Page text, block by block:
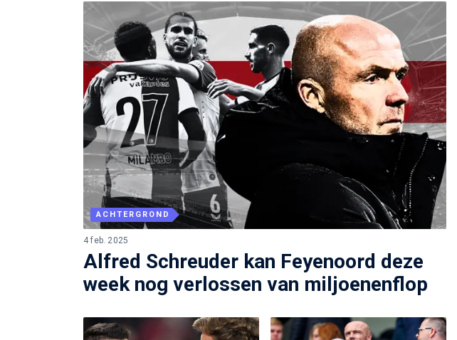
ACHTERGROND
4 feb. 2025
Alfred Schreuder kan Feyenoord deze
week nog verlossen van miljoenenflop